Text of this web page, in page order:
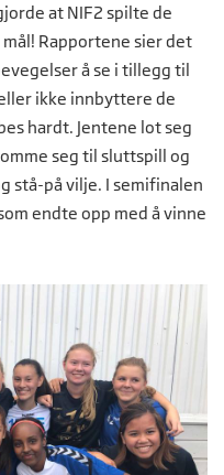
at NIF2 spilte de
Rapportene sier det
å se i tillegg til
ikke innbyttere de
hardt. Jentene lot seg
seg til sluttspill og
stå-på vilje. I semifinalen
endte opp med å vinne